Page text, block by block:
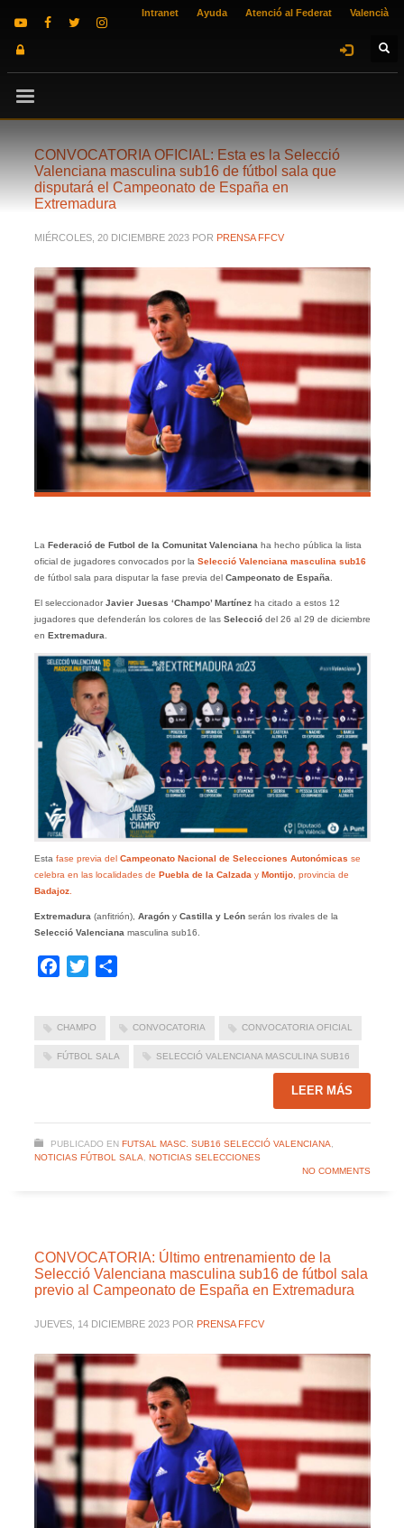
Intranet Ayuda Atenció al Federat Valencià
CONVOCATORIA OFICIAL: Esta es la Selecció
Valenciana masculina sub16 de fútbol sala que
disputará el Campeonato de España en
Extremadura
MIÉRCOLES, 20 DICIEMBRE 2023 POR PRENSA FFCV
La Federació de Futbol de la Comunitat Valenciana ha hecho pública la lista
oficial de jugadores convocados por la Selecció Valenciana masculina sub16
de fútbol sala para disputar la fase previa del Campeonato de España
El seleccionadorJavier Juesas ‘Champo’ Martínezha citado a estos 12
jugadores que defenderán los colores de las Selecciódel 26 al 29 de diciembre
en Extremadura
Esta fase previa del Campeonato Nacional de Selecciones Autonómicas se
celebra en las localidades de Puebla de la Calzaday Montijo, provincia de
Badajoz.
Extremadura(anfitrión), Aragóny Castilla y Leónserán los rivales de la
Selecció Valencianamasculina sub16.
Facebook
Twitter
CHAMPO CONVOCATORIA CONVOCATORIA OFICIAL
FÚTBOL SALA SELECCIÓ VALENCIANA MASCULINA SUB16
LEER MÁS
PUBLICADO EN FUTSAL MASC. SUB16 SELECCIÓ VALENCIANA
NOTICIAS FÚTBOL SALA
NOTICIAS SELECCIONES
NO COMMENTS
CONVOCATORIA: Último entrenamiento de la
Selecció Valenciana masculina sub16 de fútbol sala
previo al Campeonato de España en Extremadura
JUEVES, 14 DICIEMBRE 2023 POR PRENSA FFCV